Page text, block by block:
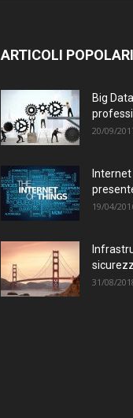
ARTICOLI POPOLARI
Big
20/09/
19/04/
31/08/